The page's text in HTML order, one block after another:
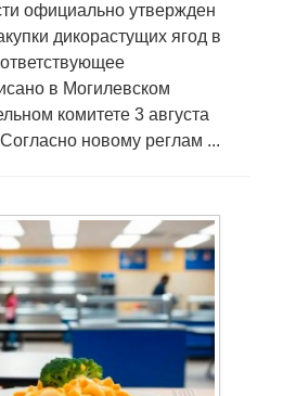
официально утвержден
дикорастущих ягод в
в Могилевском
комитете 3 августа
новому реглам ...